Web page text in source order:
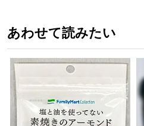
あわせて読みたい